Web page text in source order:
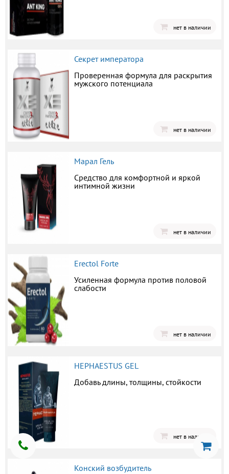
нет в наличии
Секрет императора
Проверенная формула для раскрытия
мужского потенциала
нет в наличии
Марал Гель
Средство для комфортной и яркой
интимной жизни
нет в наличии
Erectol Forte
Усиленная формула против половой
слабости
нет в наличии
HEPHAESTUS GEL
Добавь длины, толщины, стойкости
нет в наличии
Конский возбудитель